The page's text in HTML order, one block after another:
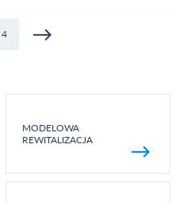
4
MODELOWA
REWITALIZACJA